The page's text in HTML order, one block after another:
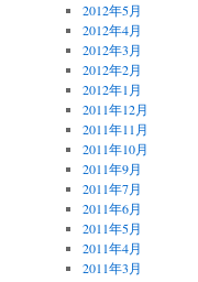
2012年5月
2012年4月
2012年3月
2012年2月
2012年1月
2011年12月
2011年11月
2011年10月
2011年9月
2011年7月
2011年6月
2011年5月
2011年4月
2011年3月